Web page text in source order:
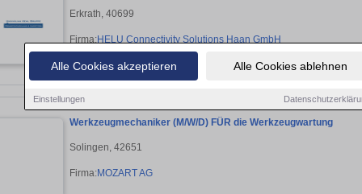
Alle Cookies akzeptieren Alle Cookies ablehnen
Einstellungen
Erkrath, 40699
Firma:HELU Connectivity Solutions Haan GmbH
Werkzeugmechaniker (M/W/D) FÜR die Werkzeugwartung
Solingen, 42651
Firma:MOZART AG